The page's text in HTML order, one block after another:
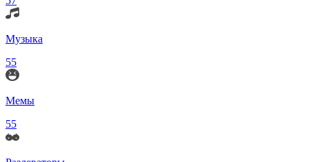
Музыка
55
Мемы
55